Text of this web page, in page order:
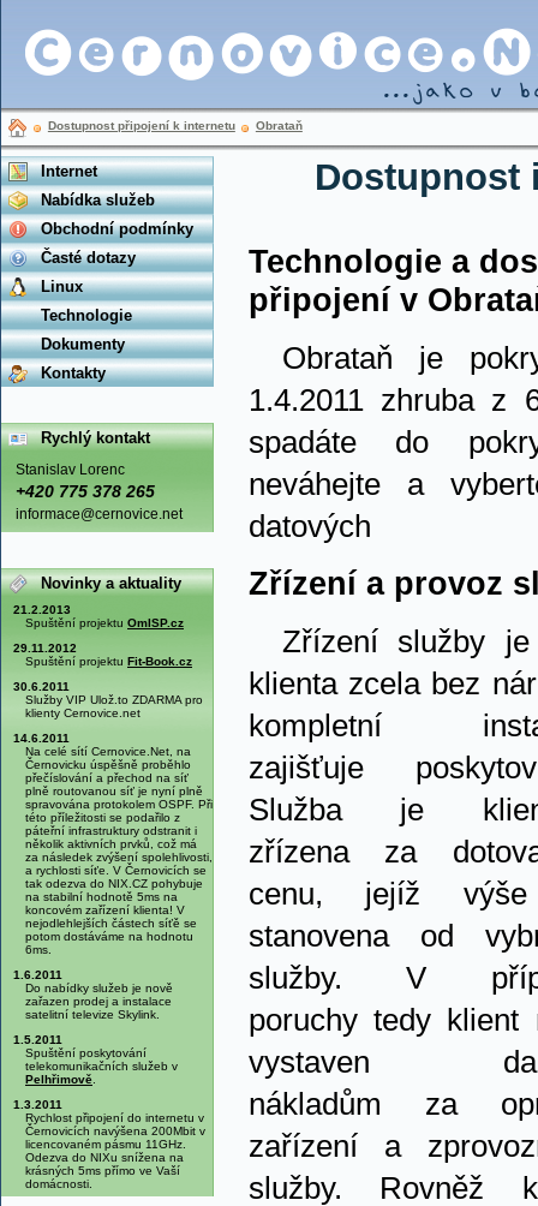
Dostupnost připojení k internetu Obrataň
Internet
Nabídka služeb
Obchodní podmínky
Časté dotazy
Linux
Technologie
Dokumenty
Kontakty
Rychlý kontakt
Stanislav Lorenc
+420 775 378 265
informace@cernovice.net
Novinky a aktuality
21.2.2013
Spuštění projektu OmISP.cz
29.11.2012
Spuštění projektu Fit-Book.cz
30.6.2011
Služby VIP Ulož.to ZDARMA pro
klienty Cernovice.net
14.6.2011
Na celé sítí Cernovice.Net, na
Černovicku úspěšně proběhlo
přečíslování a přechod na síť
plně routovanou síť je nyní plně
spravována protokolem OSPF. Při
této příležitosti se podařilo z
páteřní infrastruktury odstranit i
několik aktivních prvků, což má
za následek zvýšení spolehlivosti,
a rychlosti síťe. V Černovicích se
tak odezva do NIX.CZ pohybuje
na stabilní hodnotě 5ms na
koncovém zařízení klienta! V
nejodlehlejších částech síťě se
potom dostáváme na hodnotu
6ms.
1.6.2011
Do nabídky služeb je nově
zařazen prodej a instalace
satelitní televize Skylink.
1.5.2011
Spuštění poskytování
telekomunikačních služeb v
Pelhřimově
1.3.2011
Rychlost připojení do internetu v
Černovicích navýšena 200Mbit v
licencovaném pásmu 11GHz.
Odezva do NIXu snížena na
krásných 5ms přímo ve Vaší
domácnosti.
Dostupnost
Technologie a
připojení v
Obrataň je
1.4.2011 zhruba z
spadáte do
neváhejte a
datových
Zřízení a provoz
Zřízení služby
klienta zcela bez
kompletní
zajišťuje
Služba je
zřízena za
cenu, jejíž
stanovena od
služby. V
poruchy tedy klient
vystaven
nákladům za
zařízení a
služby. Rovněž